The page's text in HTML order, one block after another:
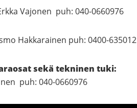
Vajonen puh: 040-0660976
Hakkarainen puh: 0400-635012
sekä tekninen tuki:
puh: 040-0660976